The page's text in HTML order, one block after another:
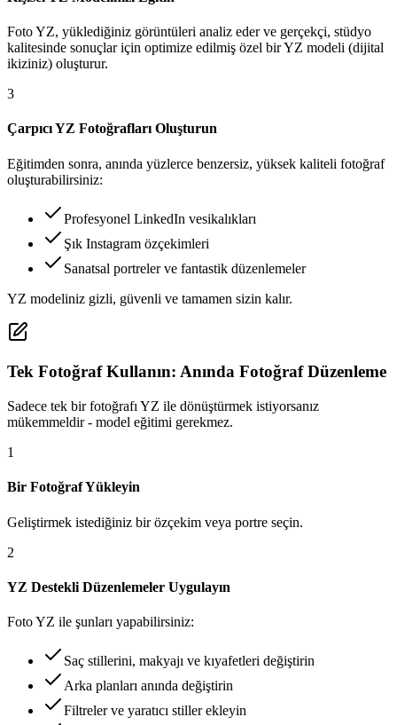
Foto YZ, yüklediğiniz görüntüleri analiz eder ve gerçekçi, stüdyo
kalitesinde sonuçlar için optimize edilmiş özel bir YZ modeli (dijital
ikiziniz) oluşturur.
3
Çarpıcı YZ Fotoğrafları Oluşturun
Eğitimden sonra, anında yüzlerce benzersiz, yüksek kaliteli fotoğraf
oluşturabilirsiniz:
Profesyonel LinkedIn vesikalıkları
Şık Instagram özçekimleri
Sanatsal portreler ve fantastik düzenlemeler
YZ modeliniz gizli, güvenli ve tamamen sizin kalır.
Tek Fotoğraf Kullanın: Anında Fotoğraf Düzenleme
Sadece tek bir fotoğrafı YZ ile dönüştürmek istiyorsanız
mükemmeldir - model eğitimi gerekmez.
1
Bir Fotoğraf Yükleyin
Geliştirmek istediğiniz bir özçekim veya portre seçin.
2
YZ Destekli Düzenlemeler Uygulayın
Foto YZ ile şunları yapabilirsiniz:
Saç stillerini, makyajı ve kıyafetleri değiştirin
Arka planları anında değiştirin
Filtreler ve yaratıcı stiller ekleyin